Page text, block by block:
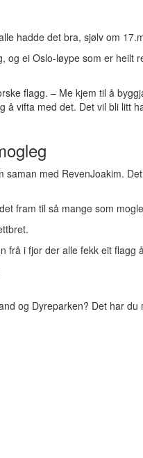
hadde det bra, sjølv om
ei Oslo-løype som er
flagg. – Me kjem til å
å vifta med det. Det vil bli litt
med RevenJoakim.
fram til så mange som
frå i fjor der alle fekk eit
og Dyreparken? Det har du